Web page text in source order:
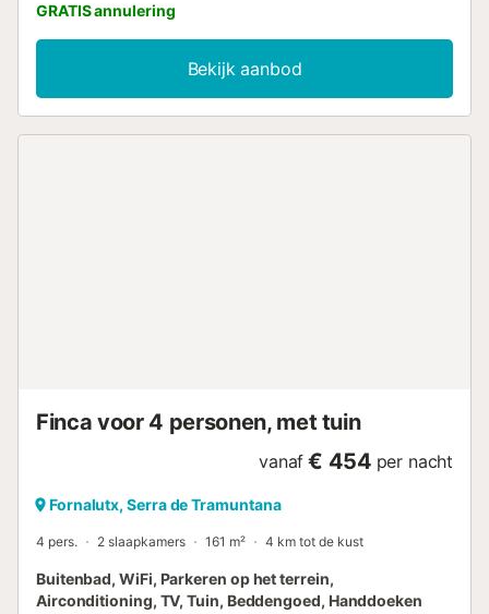
andere high-speed Wi-Fi (geschikt voor videogesprekken)
met een speciale werkruimte voor kantoor aan huis,
airconditioning in de keuken en woonkamer, een tv, een
ventilator en een wasmachine. Bovendien staat er ook een
pooltafel voor je klaar. Een babybedje en een kinderstoel
GRATIS annulering
Bekijk aanbod
Finca voor 4 personen, met tuin
vanaf € 454 per nacht
Fornalutx, Serra de Tramuntana
4 pers. 2 slaapkamers 161 m² 4 km tot de kust
Buitenbad, WiFi, Parkeren op het terrein,
Airconditioning, TV, Tuin, Beddengoed, Handdoeken